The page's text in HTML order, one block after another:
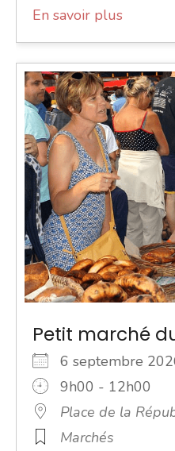
En savoir plus
Petit marché
6 septembre
9h00 - 12h00
Place de la
Marchés